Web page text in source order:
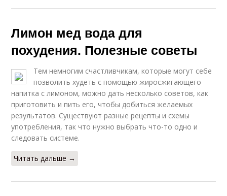
Лимон мед вода для
похудения. Полезные советы
Тем немногим счастливчикам, которые могут себе
позволить худеть с помощью жиросжигающего
напитка с лимоном, можно дать несколько советов, как
приготовить и пить его, чтобы добиться желаемых
результатов. Существуют разные рецепты и схемы
употребления, так что нужно выбрать что-то одно и
следовать системе.
Читать дальше →